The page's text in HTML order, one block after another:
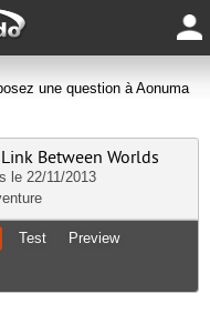
une question à Aonuma
Between Worlds
le 22/11/2013
Test Preview